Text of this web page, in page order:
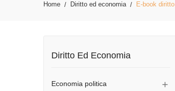
Home Diritto ed economia E-book diritto
Diritto Ed Economia
Economia politica 